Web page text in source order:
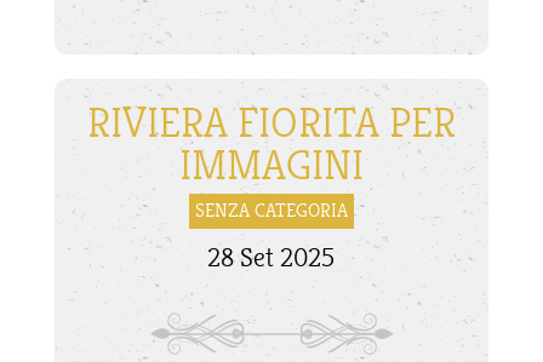
RIVIERA FIORITA PER
IMMAGINI
SENZA CATEGORIA
28 Set 2025